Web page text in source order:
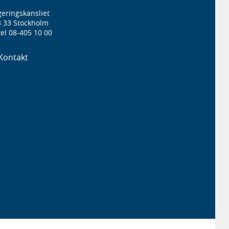
33 Stockholm
08-405 10 00